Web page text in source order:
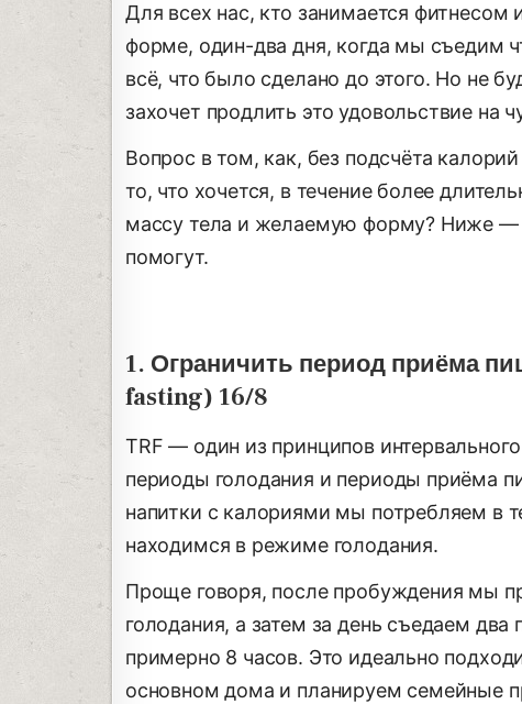
Для всех нас, кто занимается фитнесом
форме, один-два дня, когда мы съедим
всё, что было сделано до этого. Но не
захочет продлить это удовольствие на
Вопрос в том, как, без подсчёта
то, что хочется, в течение более
массу тела и желаемую форму? Ниже —
помогут.
1. Ограничить период приёма
fasting) 16/8
TRF — один из принципов
периоды голодания и периоды приёма
напитки с калориями мы потребляем в
находимся в режиме голодания.
Проще говоря, после пробуждения мы
голодания, а затем за день съедаем
примерно 8 часов. Это идеально
основном дома и планируем семейные